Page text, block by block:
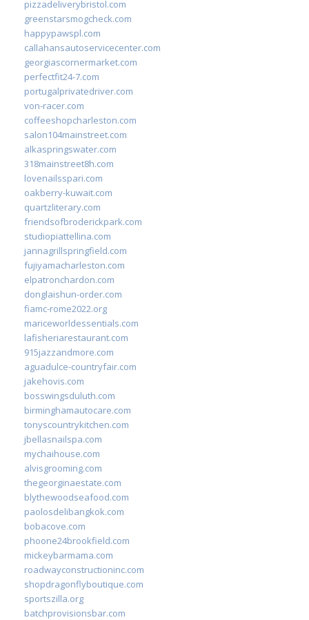
pizzadeliverybristol.com
greenstarsmogcheck.com
happypawspl.com
callahansautoservicecenter.com
georgiascornermarket.com
perfectfit24-7.com
portugalprivatedriver.com
von-racer.com
coffeeshopcharleston.com
salon104mainstreet.com
alkaspringswater.com
318mainstreet8h.com
lovenailsspari.com
oakberry-kuwait.com
quartzliterary.com
friendsofbroderickpark.com
studiopiattellina.com
jannagrillspringfield.com
fujiyamacharleston.com
elpatronchardon.com
donglaishun-order.com
fiamc-rome2022.org
mariceworldessentials.com
lafisheriarestaurant.com
915jazzandmore.com
aguadulce-countryfair.com
jakehovis.com
bosswingsduluth.com
birminghamautocare.com
tonyscountrykitchen.com
jbellasnailspa.com
mychaihouse.com
alvisgrooming.com
thegeorginaestate.com
blythewoodseafood.com
paolosdelibangkok.com
bobacove.com
phoone24brookfield.com
mickeybarmama.com
roadwayconstructioninc.com
shopdragonflyboutique.com
sportszilla.org
batchprovisionsbar.com